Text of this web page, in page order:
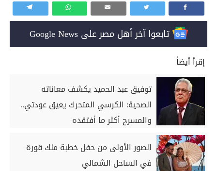
تابعوا آخر أهل مصر على Google News
إقرأ أيضاً
توفيق عبد الحميد يكشف معاناته
الصحية: الكرسي المتحرك يعيق عودتي..
والمسرح أكثر ما أفتقده
الصور الأولى من حفل خطبة ملك قورة
في الساحل الشمالي